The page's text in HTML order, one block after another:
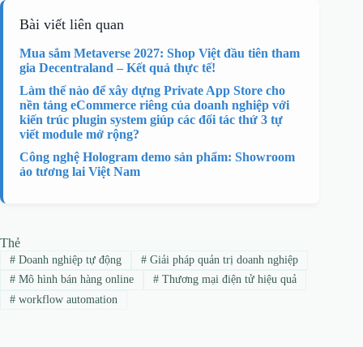
Bài viết liên quan
Mua sắm Metaverse 2027: Shop Việt đầu tiên tham
gia Decentraland – Kết quả thực tế!
Làm thế nào để xây dựng Private App Store cho
nền tảng eCommerce riêng của doanh nghiệp với
kiến trúc plugin system giúp các đối tác thứ 3 tự
viết module mở rộng?
Công nghệ Hologram demo sản phẩm: Showroom
ảo tương lai Việt Nam
Thẻ
#Doanh nghiệp tự động #Giải pháp quản trị doanh nghiệp
#Mô hình bán hàng online #Thương mại điện tử hiệu quả
#workflow automation